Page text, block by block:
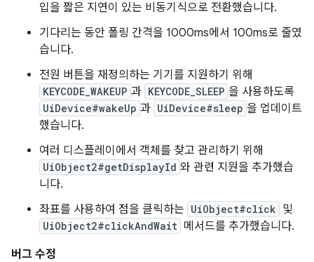
입을 짧은 지연이 있는 비동기식으로 전환했습니다.
기다리는 동안 폴링 간격을 1000ms에서 100ms로 줄였
습니다.
전원 버튼을 재정의하는 기기를 지원하기 위해
KEYCODE_WAKEUP 과 KEYCODE_SLEEP 을 사용하도록
UiDevice#wakeUp 과 UiDevice#sleep 을 업데이트
했습니다.
여러 디스플레이에서 객체를 찾고 관리하기 위해
UiObject2#getDisplayId 와 관련 지원을 추가했습
니다.
좌표를 사용하여 점을 클릭하는 UiObject#click 및
UiObject2#clickAndWait 메서드를 추가했습니다.
버그 수정